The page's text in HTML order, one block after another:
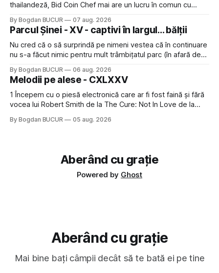
thailandeză, Bid Coin Chef mai are un lucru în comun cu
lăsat rece la prima vedere, după care m-a făcut să mă
îndrăgostesc de el. Nu mi-a plăcut faptul
By Bogdan BUCUR 07 aug. 2026
Parcul Șinei - XV - captivi în largul... bălții
Nu cred că o să surprindă pe nimeni vestea că în continuare
nu s-a făcut nimic pentru mult trâmbițatul parc (în afară de
timp pui și latră prin gard la lumea care trece prin zonă). Am
avut, în schimb, o belea
By Bogdan BUCUR 06 aug. 2026
Melodii pe alese - CXLXXV
1 Începem cu o piesă electronică care ar fi fost faină și fără
vocea lui Robert Smith de la The Cure: Not In Love de la
a dovedit că jumătatea masculină a acelui duo era cam
By Bogdan BUCUR 05 aug. 2026
Aberând cu grație
Powered by Ghost
Aberând cu grație
Mai bine bați câmpii decât să te bată ei pe tine